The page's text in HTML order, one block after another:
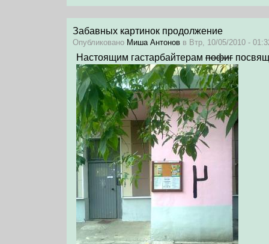
Забавных картинок продолжение
Опубликовано Миша Антонов в Втр, 10/05/2010 -
Настоящим гастарбайтерам пофиг